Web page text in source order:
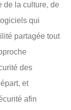
de la culture, de
qui
partagée tout
des
et
afin